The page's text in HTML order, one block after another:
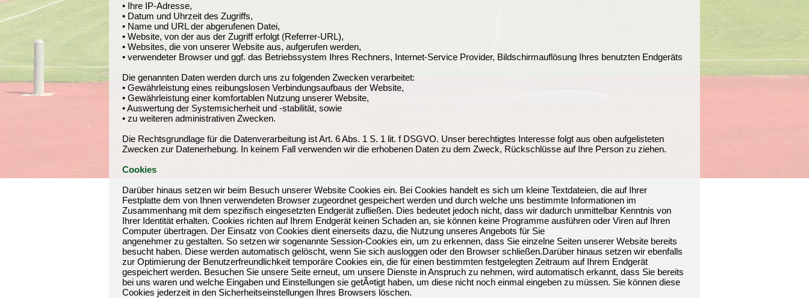
• Ihre IP-Adresse,
• Datum und Uhrzeit des Zugriffs,
• Name und URL der abgerufenen Datei,
• Website, von der aus der Zugriff erfolgt (Referrer-URL),
• Websites, die von unserer Website aus, aufgerufen werden,
• verwendeter Browser und ggf. das Betriebssystem Ihres Rechners, Internet-Service Provider, Bildschirmauflösung Ihres benutzten Endgeräts
Die genannten Daten werden durch uns zu folgenden Zwecken verarbeitet:
• Gewährleistung eines reibungslosen Verbindungsaufbaus der Website,
• Gewährleistung einer komfortablen Nutzung unserer Website,
• Auswertung der Systemsicherheit und -stabilität, sowie
• zu weiteren administrativen Zwecken.
Die Rechtsgrundlage für die Datenverarbeitung ist Art. 6 Abs. 1 S. 1 lit. f DSGVO. Unser berechtigtes Interesse folgt aus oben aufgelisteten
Zwecken zur Datenerhebung. In keinem Fall verwenden wir die erhobenen Daten zu dem Zweck, Rückschlüsse auf Ihre Person zu ziehen.
Cookies
Darüber hinaus setzen wir beim Besuch unserer Website Cookies ein. Bei Cookies handelt es sich um kleine Textdateien, die auf Ihrer
Festplatte dem von Ihnen verwendeten Browser zugeordnet gespeichert werden und durch welche uns bestimmte Informationen im
Zusammenhang mit dem spezifisch eingesetzten Endgerät zufließen. Dies bedeutet jedoch nicht, dass wir dadurch unmittelbar Kenntnis von
Ihrer Identität erhalten. Cookies richten auf Ihrem Endgerät keinen Schaden an, sie können keine Programme ausführen oder Viren auf Ihren
Computer übertragen. Der Einsatz von Cookies dient einerseits dazu, die Nutzung unseres Angebots für Sie
angenehmer zu gestalten. So setzen wir sogenannte Session-Cookies ein, um zu erkennen, dass Sie einzelne Seiten unserer Website bereits
besucht haben. Diese werden automatisch gelöscht, wenn Sie sich ausloggen oder den Browser schließen.Darüber hinaus setzen wir ebenfalls
zur Optimierung der Benutzerfreundlichkeit temporäre Cookies ein, die für einen bestimmten festgelegten Zeitraum auf Ihrem Endgerät
gespeichert werden. Besuchen Sie unsere Seite erneut, um unsere Dienste in Anspruch zu nehmen, wird automatisch erkannt, dass Sie bereits
bei uns waren und welche Eingaben und Einstellungen sie getÃ¤tigt haben, um diese nicht noch einmal eingeben zu müssen. Sie können diese
Cookies jederzeit in den Sicherheitseinstellungen Ihres Browsers löschen.